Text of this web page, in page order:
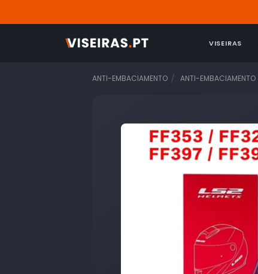
VISEIRAS
ANTI-EMBACIAMENTO ANTI-EMBACIAMENTO